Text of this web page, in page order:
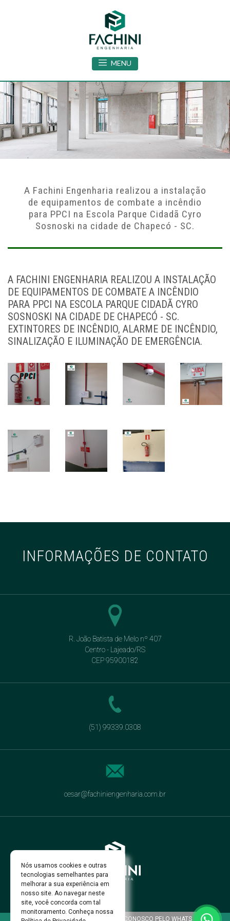
MENU
Nós usamos cookies e outras
tecnologias semelhantes para
melhorar a sua experiência em
nosso site. Ao navegar neste
site, você concorda com tal
monitoramento. Conheça nossa
A Fachini Engenharia realizou a instalação
de equipamentos de combate a incêndio
para PPCI na Escola Parque Cidadã Cyro
Sosnoski na cidade de Chapecó - SC.
A FACHINI ENGENHARIA REALIZOU A INSTALAÇÃO
DE EQUIPAMENTOS DE COMBATE A INCÊNDIO
PARA PPCI NA ESCOLA PARQUE CIDADÃ CYRO
SOSNOSKI NA CIDADE DE CHAPECÓ - SC.
EXTINTORES DE INCÊNDIO, ALARME DE INCÊNDIO,
SINALIZAÇÃO E ILUMINAÇÃO DE EMERGÊNCIA.
INFORMAÇÕES DE CONTATO
R. João Batista de Melo nº 407
Centro - Lajeado/RS
CEP 95900182
(51) 99339.0308
cesar@fachiniengenharia.com.br
FALE CONOSCO PELO WHATS